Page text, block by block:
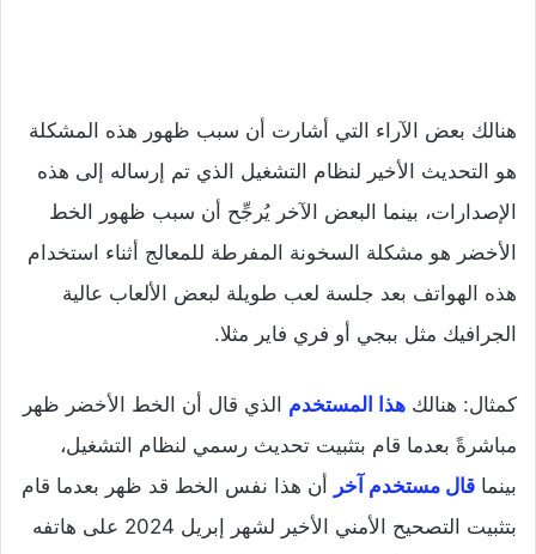
هنالك بعض الآراء التي أشارت أن سبب ظهور هذه المشكلة
هو التحديث الأخير لنظام التشغيل الذي تم إرساله إلى هذه
الإصدارات، بينما البعض الآخر يُرجِّح أن سبب ظهور الخط
الأخضر هو مشكلة السخونة المفرطة للمعالج أثناء استخدام
هذه الهواتف بعد جلسة لعب طويلة لبعض الألعاب عالية
الجرافيك مثل ببجي أو فري فاير مثلا.
كمثال: هنالك هذا المستخدم الذي قال أن الخط الأخضر ظهر
مباشرةً بعدما قام بتثبيت تحديث رسمي لنظام التشغيل،
بينما قال مستخدم آخر
أن هذا نفس الخط قد ظهر بعدما قام
بتثبيت التصحيح الأمني الأخير لشهر إبريل 2024 على هاتفه